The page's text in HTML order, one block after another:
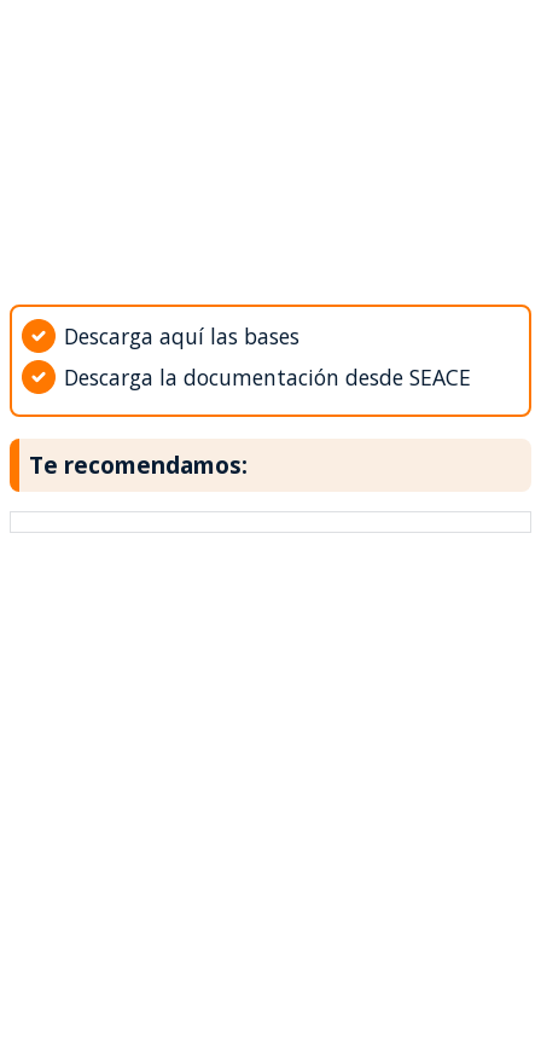
Descarga aquí las bases
Descarga la documentación desde SEACE
Te recomendamos: